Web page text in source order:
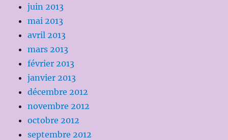
juin 2013
mai 2013
avril 2013
mars 2013
février 2013
janvier 2013
décembre 2012
novembre 2012
octobre 2012
septembre 2012